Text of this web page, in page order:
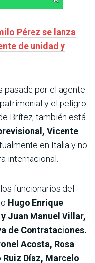
Pérez se lanza
de unidad y
pasado por el agente
y el peligro
Brítez, también está
Vicente
en Italia y no
internacional.
funcionarios del
Hugo Enrique
Juan Manuel Villar,
de Contrataciones.
Acosta, Rosa
Díaz, Marcelo